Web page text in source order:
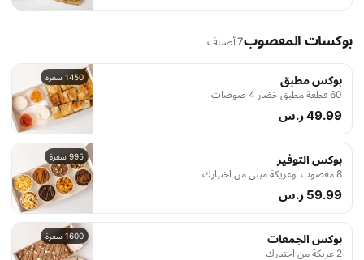
بوكسات المعصوب7 أصناف
1450 سعرة بوكس مطبق
60 قطعة مطبق خضار 4 صوصات
49.99 ر.س
995 سعرة بوكس التوفير
8 معصوب اوعريكة ميني من اختيارك
59.99 ر.س
1600 سعرة بوكس الجمعات
2 عريكة من اختيارك